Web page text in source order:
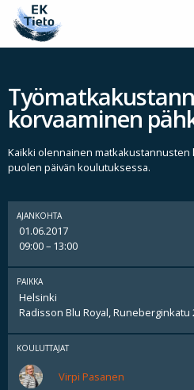
korvaaminen
Kaikki olennainen
puolen päivän koulutuksessa.
AJANKOHTA
01.06.2017
09:00 – 13:00
PAIKKA
Helsinki
Radisson Blu Royal, Runeberginkatu
KOULUTTAJAT
Virpi Pasanen